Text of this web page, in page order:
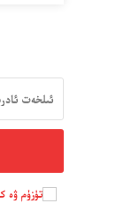
تۈزۈم ۋە